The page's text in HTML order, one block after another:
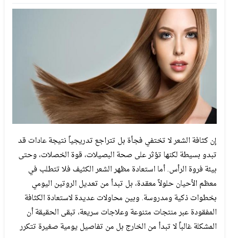
إن كثافة الشعر لا تختفي فجأة بل تتراجع تدريجياً نتيجة عادات قد
تبدو بسيطة لكنها تؤثر على صحة البصيلات، قوة الخصلات، وحتى
بيئة فروة الرأس. أما استعادة مظهر الشعر الكثيف فلا تتطلب في
معظم الأحيان حلولاً معقدة، بل تبدأ من تعديل الروتين اليومي
بخطوات ذكية ومدروسة. وبين محاولات عديدة لاستعادة الكثافة
المفقودة عبر منتجات متنوعة وعلاجات سريعة، تبقى الحقيقة أن
المشكلة غالباً لا تبدأ من الخارج بل من تفاصيل يومية صغيرة تتكرر